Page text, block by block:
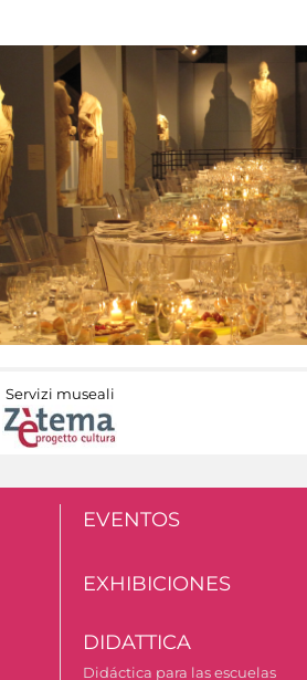
Servizi museali
EVENTOS
EXHIBICIONES
DIDATTICA
Didáctica para las escuelas